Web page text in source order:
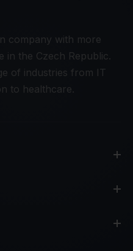
company with more
in the Czech Republic.
of industries from IT
to healthcare.